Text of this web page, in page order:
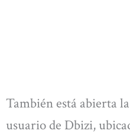
También está abierta
usuario de Dbizi,